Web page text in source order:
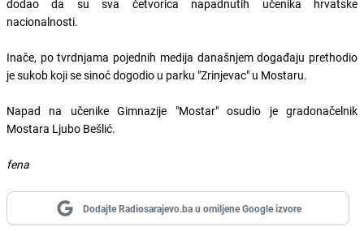
dodao da su sva četvorica napadnutih učenika hrvatske
nacionalnosti.
Inače, po tvrdnjama pojednih medija današnjem događaju prethodio
je sukob koji se sinoć dogodio u parku "Zrinjevac" u Mostaru.
Napad na učenike Gimnazije "Mostar" osudio je gradonačelnik
Mostara Ljubo Bešlić.
fena
Dodajte Radiosarajevo.ba u omiljene Google izvore